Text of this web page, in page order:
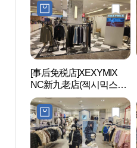
[事后免税店]XEXYMIX
NC新九老店(젝시믹스
NC 신구로점)